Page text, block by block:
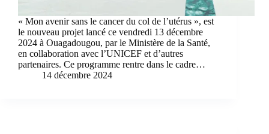
« Mon avenir sans le cancer du col de l’utérus », est
le nouveau projet lancé ce vendredi 13 décembre
2024 à Ouagadougou, par le Ministère de la Santé,
en collaboration avec l’UNICEF et d’autres
partenaires. Ce programme rentre dans le cadre…
14 décembre 2024